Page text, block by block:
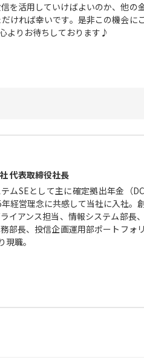
を活用していけばよいのか、他の
ければ幸いです。是非この機会に
よりお待ちしております♪
代表取締役社長
ムSEとして主に確定拠出年金（
経営理念に共感して当社に入社。
イアンス担当、情報システム部長
部長、投信企画運用部ポートフォ
職。